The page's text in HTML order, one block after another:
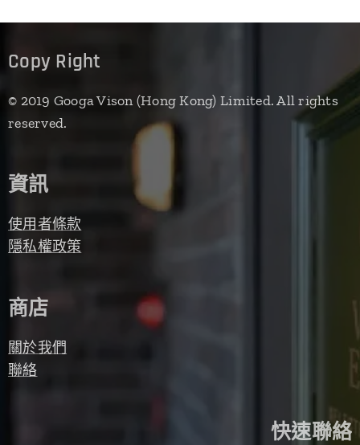
Copy Right
© 2019 Googa Vison (Hong Kong) Limited. All rights
reserved.
資訊
使用者條款
隱私權政策
商店
關於我們
聯絡
快速聯絡